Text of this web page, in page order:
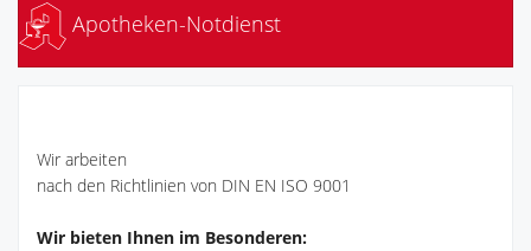
Apotheken-Notdienst
Wir arbeiten
nach den Richtlinien von DIN EN ISO 9001
Wir bieten Ihnen im Besonderen: